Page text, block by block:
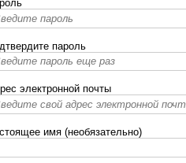
пароль
электронной почты
имя (необязательно)